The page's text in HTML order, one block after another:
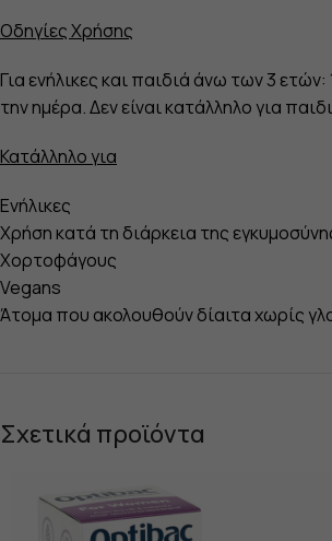
Οδηγίες Χρήσης
Για ενήλικες και παιδιά άνω των 3
την ημέρα. Δεν είναι κατάλληλο για
Κατάλληλο για
Ενήλικες
Χρήση κατά τη διάρκεια της
Χορτοφάγους
Vegans
Άτομα που ακολουθούν δίαιτα χωρίς
Σχετικά προϊόντα